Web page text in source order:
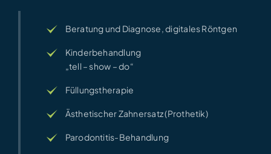
Beratung und Diagnose, digitales Röntgen
Kinderbehandlung
„tell – show – do“
Füllungstherapie
Ästhetischer Zahnersatz (Prothetik)
Parodontitis-Behandlung